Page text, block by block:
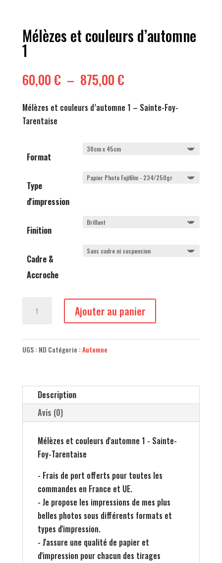
Mélèzes et couleurs d’automne
1
60,00€ – 875,00€Plage
prix :
Mélèzes et couleurs d’automne 1 – Sainte-Foy-
Tarentaise
Format
Type
d'impression
Finition
Cadre &
Accroche
et
1
Ajouter au panier
UGS : ND Catégorie :Automne
Description
Avis (0)
Mélèzes et couleurs d'automne 1 - Sainte-
Foy-Tarentaise
- Frais de port offerts pour toutes les
commandes en France et UE.
- Je propose les impressions de mes plus
belles photos sous différents formats et
types d'impression.
- J'assure une qualité de papier et
d'impression pour chacun des tirages